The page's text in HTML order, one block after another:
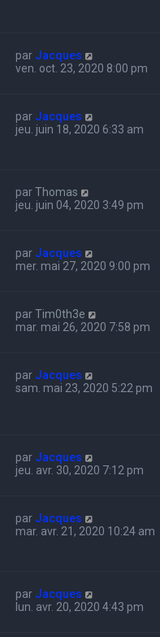
par Jacques
ven. oct. 23, 2020 8:00 pm
par Jacques
jeu. juin 18, 2020 6:33 am
parThomas
jeu. juin 04, 2020 3:49 pm
par Jacques
mer. mai 27, 2020 9:00 pm
parTim0th3e
mar. mai 26, 2020 7:58 pm
par Jacques
sam. mai 23, 2020 5:22 pm
par Jacques
jeu. avr. 30, 2020 7:12 pm
par Jacques
mar. avr. 21, 2020 10:24 am
par Jacques
lun. avr. 20, 2020 4:43 pm